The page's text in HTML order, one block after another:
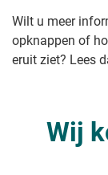
Wilt u meer
opknappen of
eruit ziet? Lees
Wij